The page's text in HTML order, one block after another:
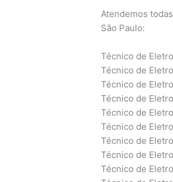
Atendemos
São Paulo:
Técnico de
Técnico de
Técnico de
Técnico de
Técnico de
Técnico de
Técnico de
Técnico de
Técnico de